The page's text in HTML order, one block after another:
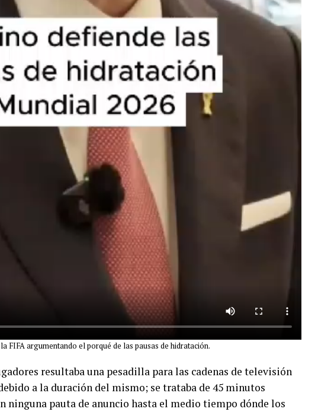
FIFA argumentando el porqué de las pausas de hidratación.
resultaba una pesadilla para las cadenas de televisión
a la duración del mismo; se trataba de 45 minutos
pauta de anuncio hasta el medio tiempo dónde los